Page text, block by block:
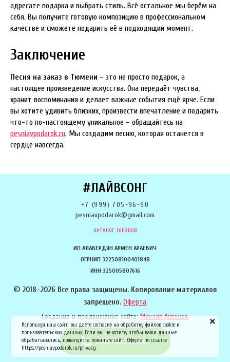
адресате подарка и выбрать стиль. Всё остальное мы берём на
себя. Вы получите готовую композицию в профессиональном
качестве и сможете подарить её в подходящий момент.
Заключение
Песня на заказ в Тюмени – это не просто подарок, а
настоящее произведение искусства. Она передаёт чувства,
хранит воспоминания и делает важные события ещё ярче. Если
вы хотите удивить близких, произвести впечатление и подарить
что-то по-настоящему уникальное – обращайтесь на
pesniavpodarok.ru. Мы создадим песню, которая останется в
сердце навсегда.
#ЛАЙВСОНГ
+7 (999) 705-96-90
pesniavpodarok@gmail.com
КАТАЛОГ ГОРОДОВ
ИП АЛАВЕРДЯН АРМЕН АРАЕВИЧ
ОГРНИП 322508100401848
ИНН 325005807616
© 2018-2026 Все права защищены. Копирование материалов
запрещено. Оферта
Создание и продвижение сайта:Михаил Антонов
Обратный звонок
Используя наш сайт, вы даете согласие на обработку файлов cookie и
пользовательских данных. Если вы не хотите, чтобы ваши данные
обрабатывались, пожалуйста покиньте сайт. Оферта по ссылке
https://pesniavpodarok.ru/privacy